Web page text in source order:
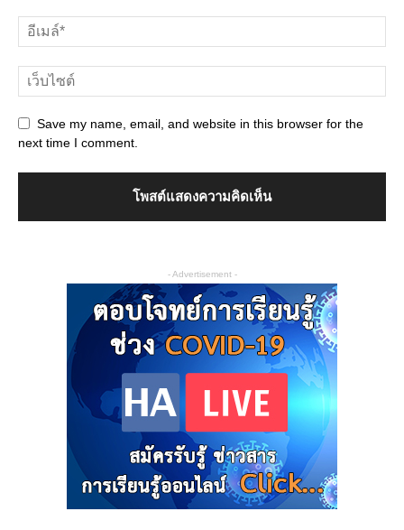
Save my name, email, and website in this browser for the
next time I comment.
- Advertisement -